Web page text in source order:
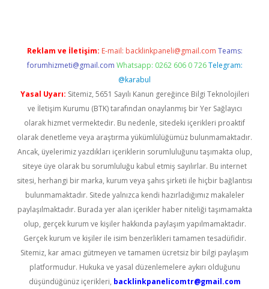
Reklam ve İletişim: E-mail: backlinkpaneli@gmail.com Teams:
forumhizmeti@gmail.com Whatsapp: 0262 606 0 726 Telegram:
@karabul
Yasal Uyarı: Sitemiz, 5651 Sayılı Kanun gereğince Bilgi Teknolojileri
ve İletişim Kurumu (BTK) tarafından onaylanmış bir Yer Sağlayıcı
olarak hizmet vermektedir. Bu nedenle, sitedeki içerikleri proaktif
olarak denetleme veya araştırma yükümlülüğümüz bulunmamaktadır.
Ancak, üyelerimiz yazdıkları içeriklerin sorumluluğunu taşımakta olup,
siteye üye olarak bu sorumluluğu kabul etmiş sayılırlar. Bu internet
sitesi, herhangi bir marka, kurum veya şahıs şirketi ile hiçbir bağlantısı
bulunmamaktadır. Sitede yalnızca kendi hazırladığımız makaleler
paylaşılmaktadır. Burada yer alan içerikler haber niteliği taşımamakta
olup, gerçek kurum ve kişiler hakkında paylaşım yapılmamaktadır.
Gerçek kurum ve kişiler ile isim benzerlikleri tamamen tesadüfidir.
Sitemiz, kar amacı gütmeyen ve tamamen ücretsiz bir bilgi paylaşım
platformudur. Hukuka ve yasal düzenlemelere aykırı olduğunu
düşündüğünüz içerikleri, backlinkpanelicomtr@gmail.com